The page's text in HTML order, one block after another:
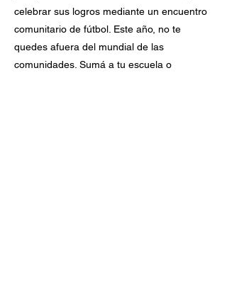
celebrar sus logros mediante un encuentro
comunitario de fútbol. Este año, no te
quedes afuera del mundial de las
comunidades. Sumá a tu escuela o